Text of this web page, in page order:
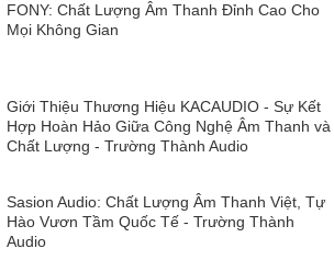
FONY: Chất Lượng Âm Thanh Đỉnh Cao Cho
Mọi Không Gian
Giới Thiệu Thương Hiệu KACAUDIO - Sự Kết
Hợp Hoàn Hảo Giữa Công Nghệ Âm Thanh và
Chất Lượng - Trường Thành Audio
Sasion Audio: Chất Lượng Âm Thanh Việt, Tự
Hào Vươn Tầm Quốc Tế - Trường Thành
Audio